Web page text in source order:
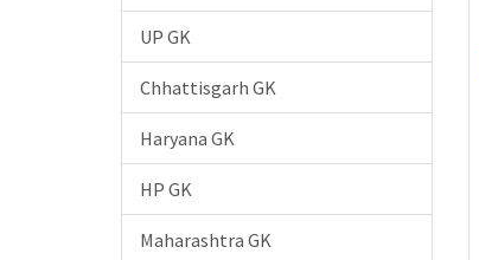
UP GK
Chhattisgarh GK
Haryana GK
HP GK
Maharashtra GK